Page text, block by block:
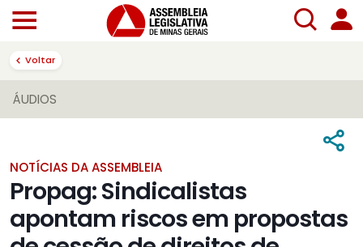
Voltar
ÁUDIOS
NOTÍCIAS DA ASSEMBLEIA
Propag: Sindicalistas
apontam riscos em propostas